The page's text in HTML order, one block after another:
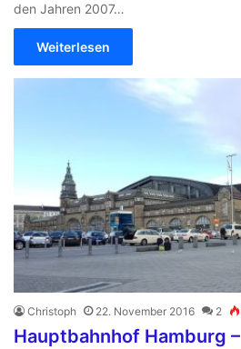
den Jahren 2007…
Weiterlesen
Christoph 22. November 2016 2
Hauptbahnhof Hamburg –